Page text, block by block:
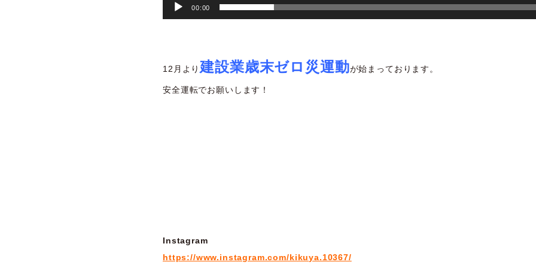
00:00
12月より建設業歳末ゼロ災運動が始まっております。
安全運転でお願いします！
Instagram
https://www.instagram.com/kikuya.10367/